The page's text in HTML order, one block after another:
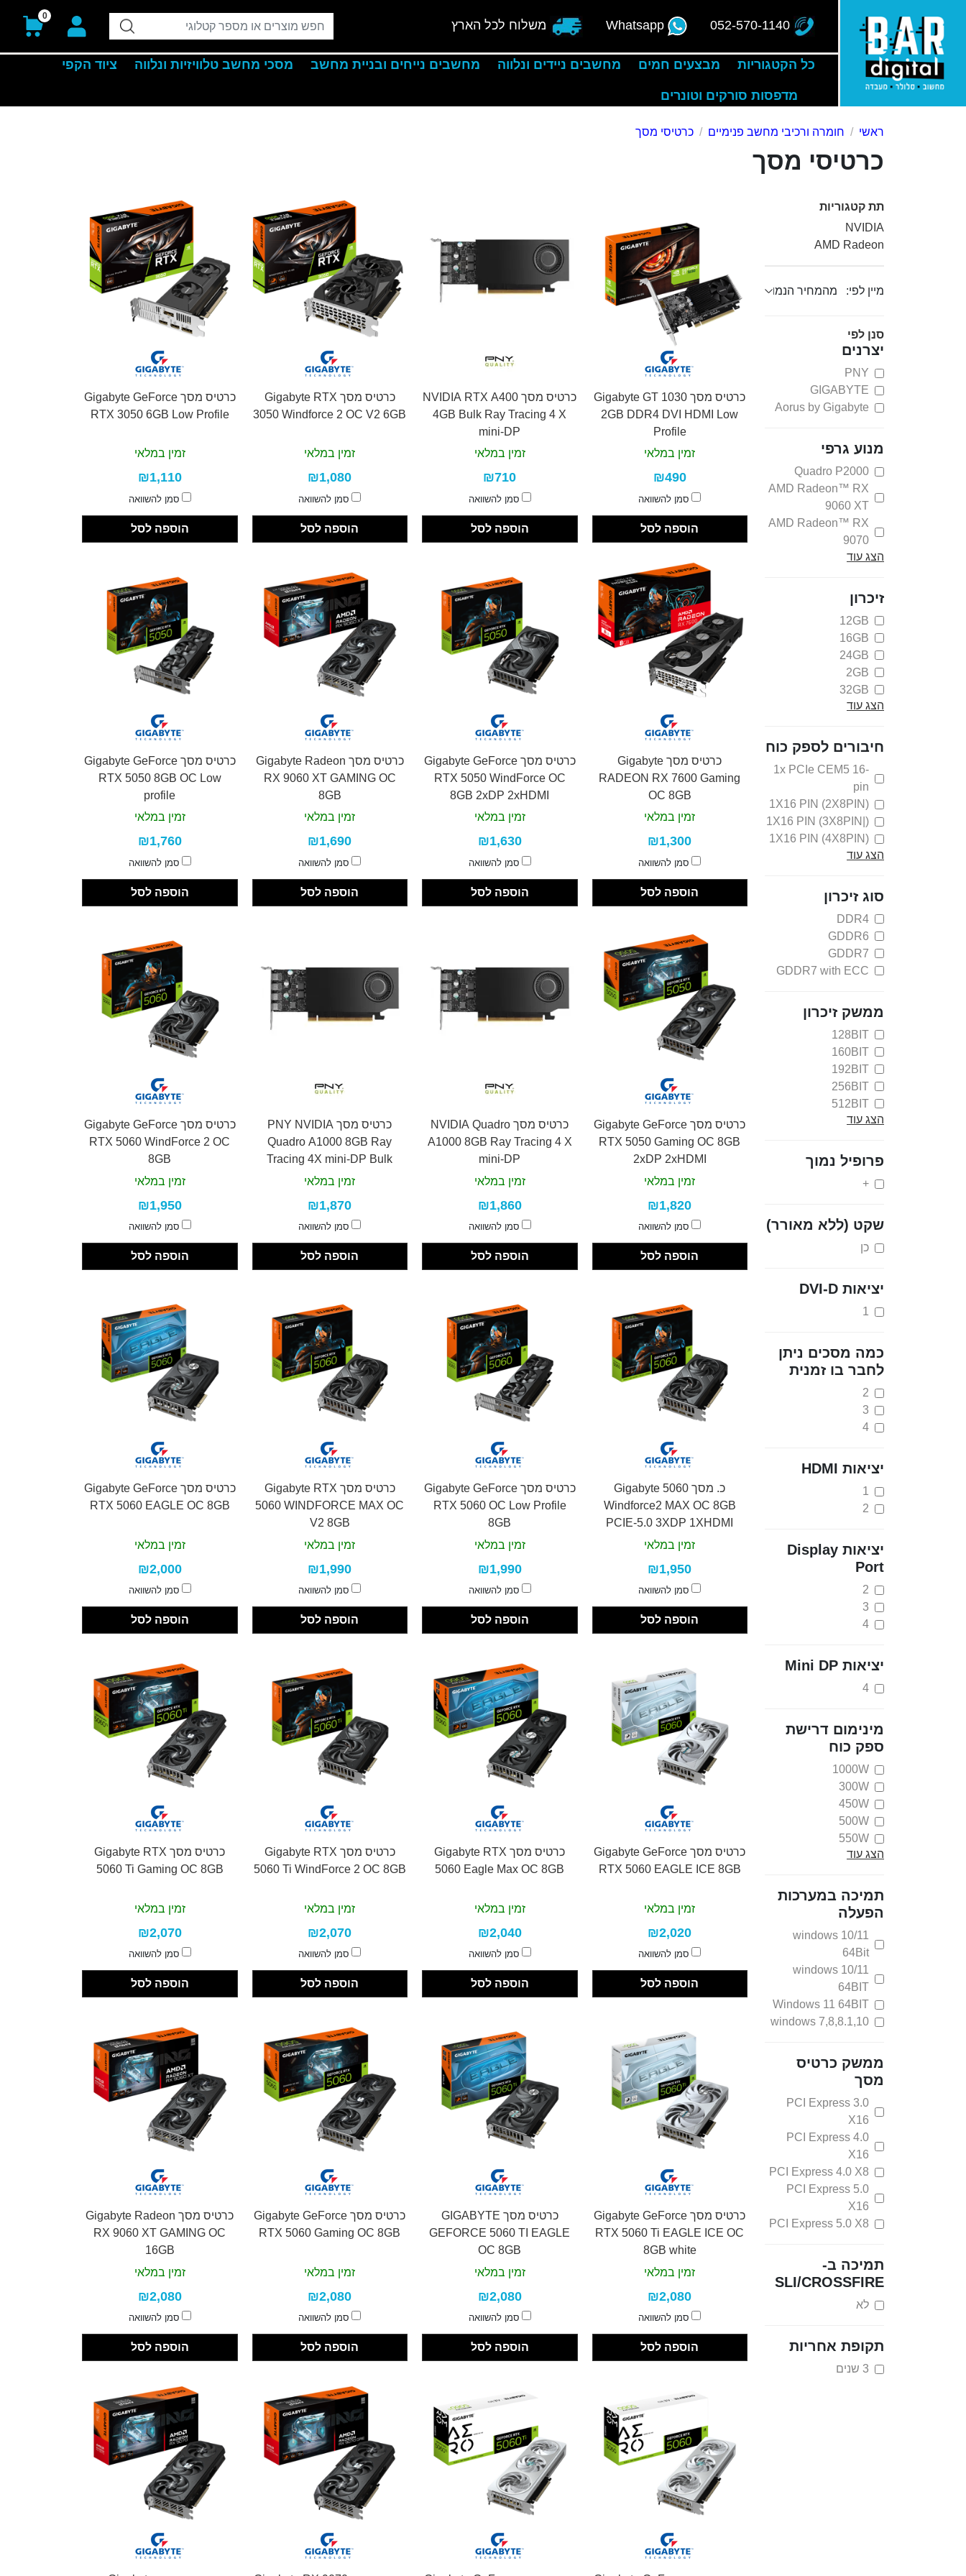
052-570-1140
Whatsapp משלוח לכל הארץ
0
כל הקטגוריות מבצעים חמים מחשבים ניידים ונלווה מחשבים נייחים ובניית מחשב מסכי מחשב טלוויזיות ונלווה ציוד הקפי
מדפסות סורקים וטונרים
ראשי חומרה ורכיבי מחשב פנימיים כרטיסי מסך
כרטיסי מסך
תת קטגוריות
NVIDIA
AMD Radeon
מיין לפי:
סנן לפי
יצרנים
PNY
GIGABYTE
Aorus by Gigabyte
מנוע גרפי
Quadro P2000
AMD Radeon™ RX
9060 XT
AMD Radeon™ RX
9070
NVIDIA Blackwell
GT1030
NVIDIA GeForce
RTX™ 5050
NVIDIA GeForce
RTX™ 5060
NVIDIA GeForce
RTX™ 5060 Ti
NVIDIA GeForce
NVIDIA GeForce
RTX™ 5070 Ti
NVIDIA GeForce
RTX™ 5080
NVIDIA GeForce
RTX™ 5090
NVIDIA RTX 3050
הצג עוד
זיכרון
12GB
16GB
24GB
2GB
32GB
4GB
8GB
הצג עוד
חיבורים לספק כוח
1x PCIe CEM5 16-
pin
1X16 PIN (2X8PIN)
1X16 PIN (3X8PIN|)
1X16 PIN (4X8PIN)
1X8PIN
לא מצריך
הצג עוד
סוג זיכרון
DDR4
GDDR6
GDDR7
GDDR7 with ECC
ממשק זיכרון
128BIT
160BIT
192BIT
256BIT
512BIT
64BIT
הצג עוד
פרופיל נמוך
+
שקט (ללא מאורר)
כן
יציאות DVI-D
1
כמה מסכים ניתן
לחבר בו זמנית
2
3
4
יציאות HDMI
1
2
יציאות Display
Port
2
3
4
יציאות Mini DP
4
מינימום דרישת
ספק כוח
1000W
300W
450W
500W
550W
650W
850W
הצג עוד
תמיכה במערכות
הפעלה
windows 10/11
64Bit
windows 10/11
64BIT
Windows 11 64BIT
windows 7,8,8.1,10
ממשק כרטיס
מסך
PCI Express 3.0
X16
PCI Express 4.0
X16
PCI Express 4.0 X8
PCI Express 5.0
X16
PCI Express 5.0 X8
תמיכה ב-
SLI/CROSSFIRE
לא
תקופת אחריות
3 שנים
כרטיס מסך Gigabyte GT 1030
2GB DDR4 DVI HDMI Low
Profile
זמין במלאי
₪490
סמן להשוואה
הוספה לסל
כרטיס מסך NVIDIA RTX A400
4GB Bulk Ray Tracing 4 X
mini-DP
זמין במלאי
₪710
סמן להשוואה
הוספה לסל
כרטיס מסך Gigabyte RTX
3050 Windforce 2 OC V2 6GB
זמין במלאי
₪1,080
סמן להשוואה
הוספה לסל
כרטיס מסך Gigabyte GeForce
RTX 3050 6GB Low Profile
זמין במלאי
₪1,110
סמן להשוואה
הוספה לסל
כרטיס מסך Gigabyte
RADEON RX 7600 Gaming
OC 8GB
זמין במלאי
₪1,300
סמן להשוואה
הוספה לסל
כרטיס מסך Gigabyte GeForce
RTX 5050 WindForce OC
8GB 2xDP 2xHDMI
זמין במלאי
₪1,630
סמן להשוואה
הוספה לסל
כרטיס מסך Gigabyte Radeon
RX 9060 XT GAMING OC
8GB
זמין במלאי
₪1,690
סמן להשוואה
הוספה לסל
כרטיס מסך Gigabyte GeForce
RTX 5050 8GB OC Low
profile
זמין במלאי
₪1,760
סמן להשוואה
הוספה לסל
כרטיס מסך Gigabyte GeForce
RTX 5050 Gaming OC 8GB
2xDP 2xHDMI
זמין במלאי
₪1,820
סמן להשוואה
הוספה לסל
כרטיס מסך NVIDIA Quadro
A1000 8GB Ray Tracing 4 X
mini-DP
זמין במלאי
₪1,860
סמן להשוואה
הוספה לסל
כרטיס מסך PNY NVIDIA
Quadro A1000 8GB Ray
Tracing 4X mini-DP Bulk
זמין במלאי
₪1,870
סמן להשוואה
הוספה לסל
כרטיס מסך Gigabyte GeForce
RTX 5060 WindForce 2 OC
8GB
זמין במלאי
₪1,950
סמן להשוואה
הוספה לסל
כ. מסך Gigabyte 5060
Windforce2 MAX OC 8GB
PCIE-5.0 3XDP 1XHDMI
זמין במלאי
₪1,950
סמן להשוואה
הוספה לסל
כרטיס מסך Gigabyte GeForce
RTX 5060 OC Low Profile
8GB
זמין במלאי
₪1,990
סמן להשוואה
הוספה לסל
כרטיס מסך Gigabyte RTX
5060 WINDFORCE MAX OC
V2 8GB
זמין במלאי
₪1,990
סמן להשוואה
הוספה לסל
כרטיס מסך Gigabyte GeForce
RTX 5060 EAGLE OC 8GB
זמין במלאי
₪2,000
סמן להשוואה
הוספה לסל
כרטיס מסך Gigabyte GeForce
RTX 5060 EAGLE ICE 8GB
זמין במלאי
₪2,020
סמן להשוואה
הוספה לסל
כרטיס מסך Gigabyte RTX
5060 Eagle Max OC 8GB
זמין במלאי
₪2,040
סמן להשוואה
הוספה לסל
כרטיס מסך Gigabyte RTX
5060 Ti WindForce 2 OC 8GB
זמין במלאי
₪2,070
סמן להשוואה
הוספה לסל
כרטיס מסך Gigabyte RTX
5060 Ti Gaming OC 8GB
זמין במלאי
₪2,070
סמן להשוואה
הוספה לסל
כרטיס מסך Gigabyte GeForce
RTX 5060 Ti EAGLE ICE OC
8GB white
זמין במלאי
₪2,080
סמן להשוואה
הוספה לסל
כרטיס מסך GIGABYTE
GEFORCE 5060 TI EAGLE
OC 8GB
זמין במלאי
₪2,080
סמן להשוואה
הוספה לסל
כרטיס מסך Gigabyte GeForce
RTX 5060 Gaming OC 8GB
זמין במלאי
₪2,080
סמן להשוואה
הוספה לסל
כרטיס מסך Gigabyte Radeon
RX 9060 XT GAMING OC
16GB
זמין במלאי
₪2,080
סמן להשוואה
הוספה לסל